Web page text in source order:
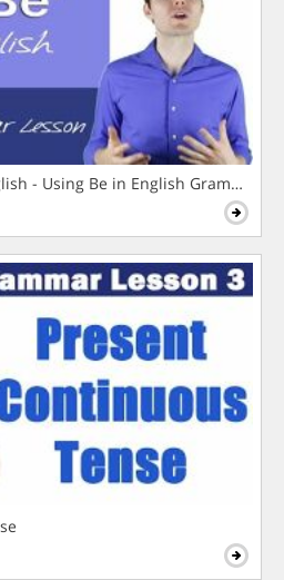
- Using Be in English Grammar